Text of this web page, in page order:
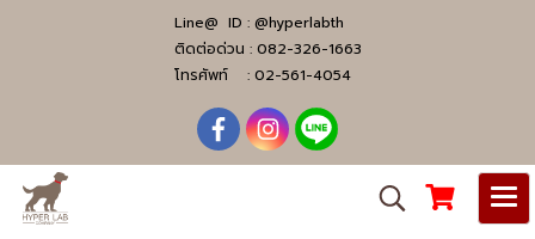
Line@ ID : @hyperlabth
ติดต่อด่วน : 082-326-1663
โทรศัพท์ : 02-561-4054